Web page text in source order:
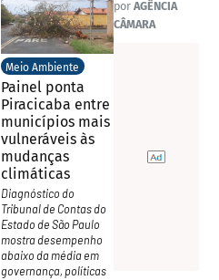
Meio Ambiente
Painel ponta
Piracicaba entre
municípios mais
vulneráveis às
mudanças
climáticas
Diagnóstico do
Tribunal de Contas do
Estado de São Paulo
mostra desempenho
abaixo da média em
governança, políticas
por AGÊNCIA
CÂMARA